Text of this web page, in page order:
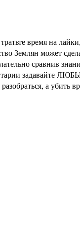
время на
Землян может
сравнив
задавайте
а убить